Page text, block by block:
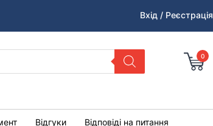
Вхід / Реєстрація
0
Відгуки Відповіді на питання